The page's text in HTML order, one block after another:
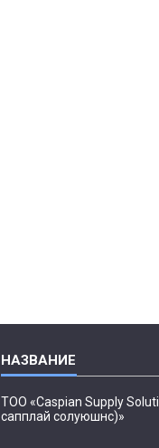
ТОО «Caspian Supply
сапплай солуюшнс)»